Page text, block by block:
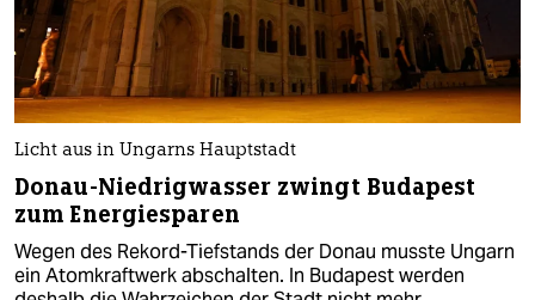
Licht aus in Ungarns Hauptstadt
Donau-Niedrigwasser zwingt Budapest
zum Energiesparen
Wegen des Rekord-Tiefstands der Donau musste Ungarn
ein Atomkraftwerk abschalten. In Budapest werden